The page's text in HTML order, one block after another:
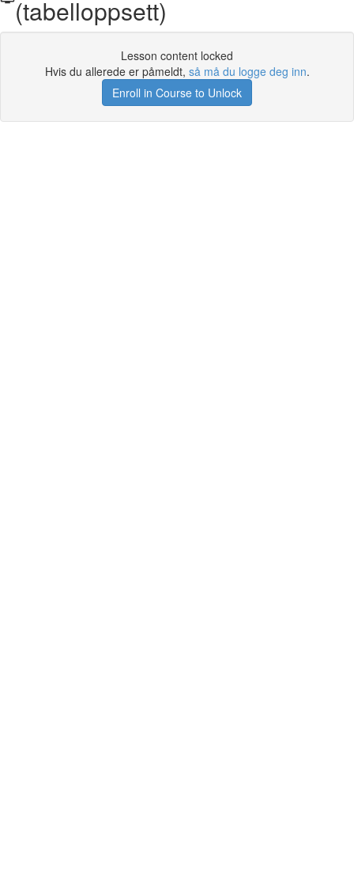
(tabelloppsett)
Lesson content locked
Hvis du allerede er påmeldt, så må du logge deg inn.
Enroll in Course to Unlock